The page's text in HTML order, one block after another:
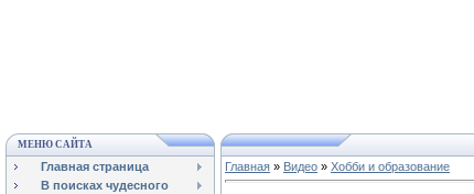
МЕНЮ САЙТА
Главная страница
В поисках чудесного
Главная » Видео » Хобби и образование